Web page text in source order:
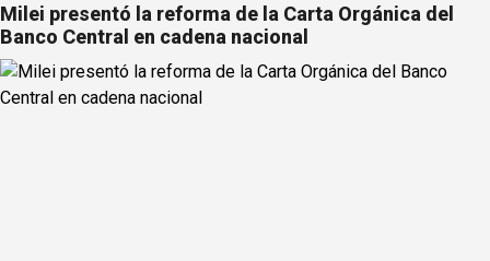
Milei presentó la reforma de la Carta Orgánica del
Banco Central en cadena nacional